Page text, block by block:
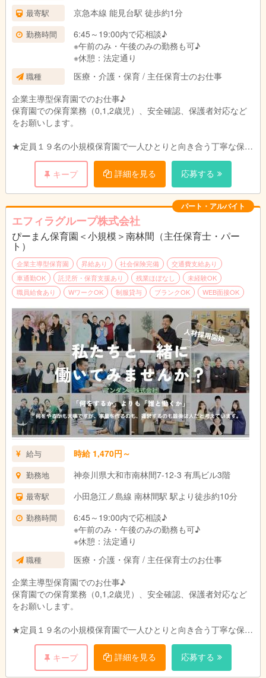
最寄駅 京急本線 能見台駅 徒歩約1分
勤務時間
6:45～19:00内で応相談♪
※午前のみ・午後のみの勤務も可♪
※休憩：法定通り
職種
医療・介護・保育 / 主任保育士のお仕事
企業主導型保育園でのお仕事♪
保育園での保育業務（0,1,2歳児）、安全確認、保護者対応など
をお願いします。
★定員１９名の小規模保育園で一人ひとりと向き合う丁寧な保育
ご家庭、職員、地域のトライアングルで子どもたちの成長を見守
れるような環境づくりを目指しています。
キープ 詳細を見る 応募する
パート・アルバイト
エフィラグループ株式会社
ぴーまん保育園＜小規模＞南林間（主任保育士・パー
ト）
企業主導型保育園 昇給あり 社会保険完備
交通費支給あり
車通勤OK
託児所・保育支援あり 残業ほぼなし
未経験OK
職員給食あり
WワークOK 制服貸与 ブランクOK WEB面接OK
給与 時給 1,470円～
勤務地 神奈川県大和市南林間7-12-3 有馬ビル3階
最寄駅 小田急江ノ島線 南林間駅 駅より徒歩約10分
勤務時間
6:45～19:00内で応相談♪
※午前のみ・午後のみの勤務も可♪
※休憩：法定通り
職種
医療・介護・保育 / 主任保育士のお仕事
企業主導型保育園でのお仕事♪
保育園での保育業務（0,1,2歳児）、安全確認、保護者対応など
をお願いします。
★定員１９名の小規模保育園で一人ひとりと向き合う丁寧な保育
ご家庭、職員、地域のトライアングルで子どもたちの成長を見守
れるような環境づくりを目指しています。
キープ 詳細を見る 応募する